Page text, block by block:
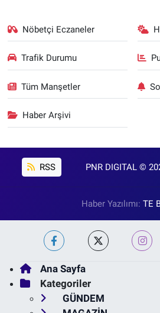
Nöbetçi Eczaneler
Trafik Durumu
Tüm Manşetler
Haber Arşivi
RSS PNR DIGITAL ©
Haber Yazılımı: TE
Ana Sayfa
Kategoriler
GÜNDEM